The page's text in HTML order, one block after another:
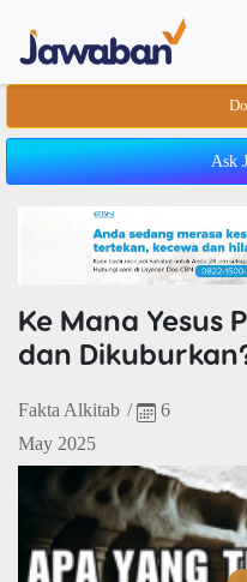
Ask
Ke Mana Yesus
dan
Fakta Alkitab /
6
May 2025